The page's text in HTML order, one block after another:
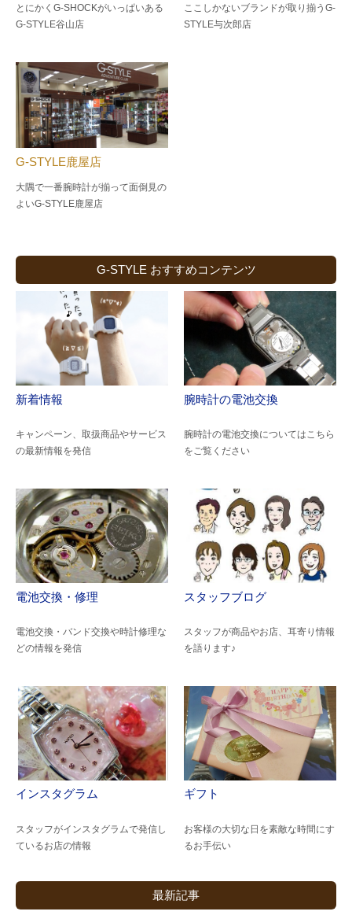
とにかくG-SHOCKがいっぱいある
G-STYLE谷山店
ここしかないブランドが取り揃うG-
STYLE与次郎店
G-STYLE鹿屋店
大隅で一番腕時計が揃って面倒見の
よいG-STYLE鹿屋店
G-STYLE おすすめコンテンツ
新着情報
キャンペーン、取扱商品やサービス
の最新情報を発信
腕時計の電池交換
腕時計の電池交換についてはこちら
をご覧ください
電池交換・修理
電池交換・バンド交換や時計修理な
どの情報を発信
スタッフブログ
スタッフが商品やお店、耳寄り情報
を語ります♪
インスタグラム
スタッフがインスタグラムで発信し
ているお店の情報
ギフト
お客様の大切な日を素敵な時間にす
るお手伝い
最新記事